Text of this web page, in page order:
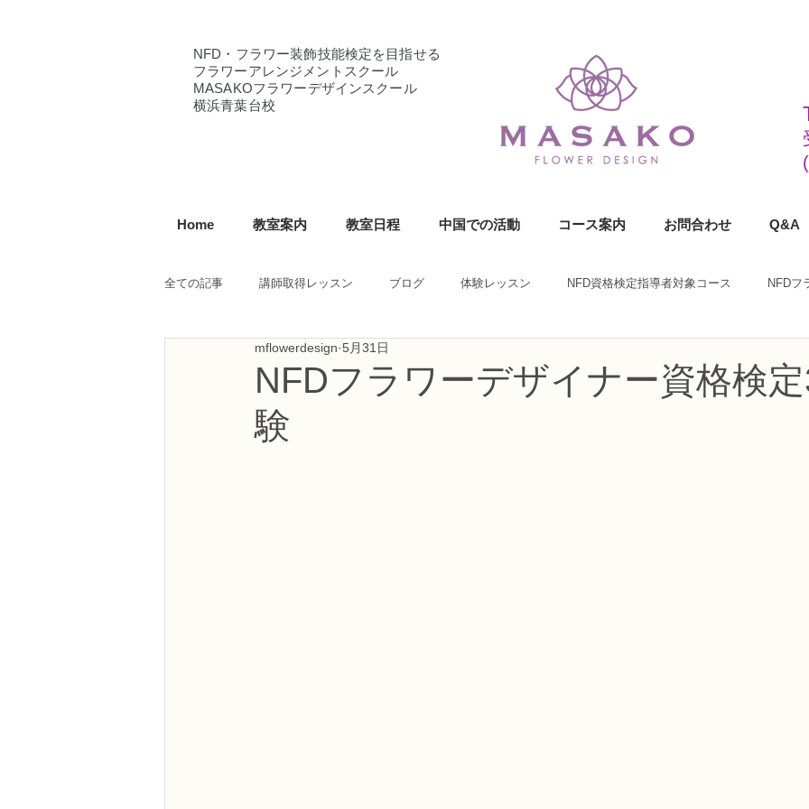
NFD・フラワー装飾技能検定を目指せる
フラワーアレンジメントスクール
MASAKOフラワーデザインスクール
横浜青葉台校
Home 教室案内 教室日程 中国での活動 コース案内 お問合わせ Q&A
全ての記事 講師取得レッスン ブログ 体験レッスン NFD資格検定指導者対象コース NFDフ
NFD講師研究科コース NFDフラワーデザイナー資格検定1級コース
NFDフラワーデザイナー資格検定3級コース
NFDフラワーデザイナー資格検
験
mflowerdesign 5月31日